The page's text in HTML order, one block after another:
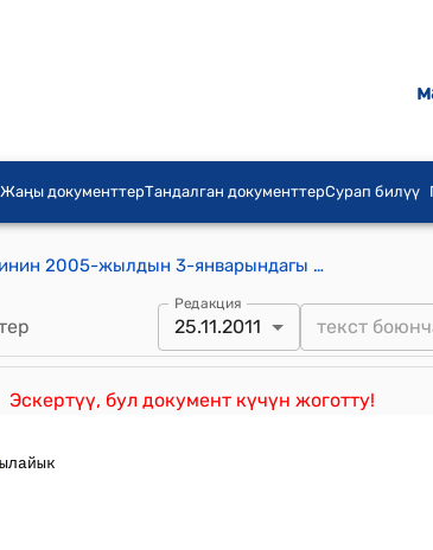
Жаңы документтерТандалган документтерСурап билүү
Кыргыз Республикасынын Жогорку Кеңешинин 2005-жылдын 3-январындагы № 3 "Кыргыз Республикасынын Жогорку Кеңешинин регламенти жөнүндө" Мыйзамы
Редакция
25.11.2011
Эскертүү, бул документ күчүн жоготту!